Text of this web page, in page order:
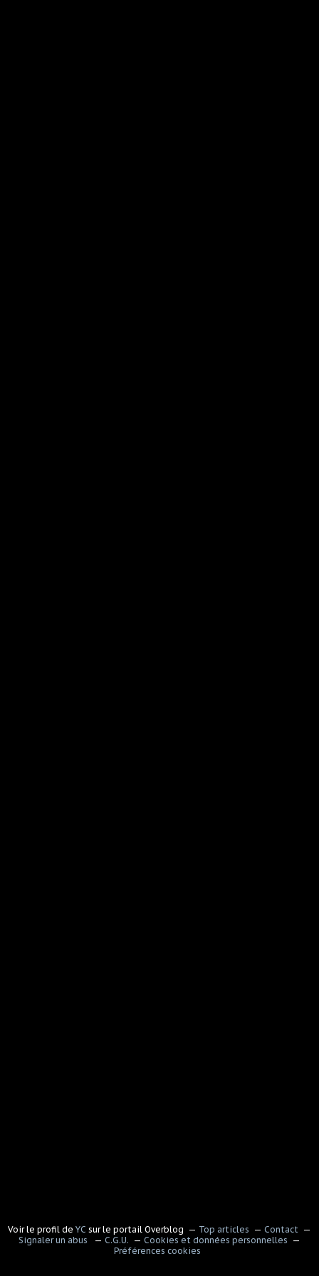
Voir le profil de YC sur le portail Overblog Top articles
Contact
Signaler un abus
C.G.U.
Cookies et données personnelles
Préférences cookies